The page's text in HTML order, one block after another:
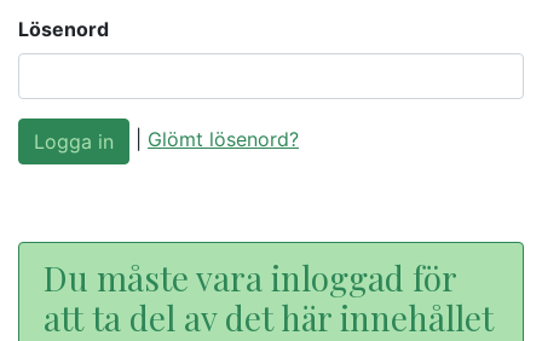
Lösenord
Glömt lösenord?
Du måste vara inloggad för
att ta del av det här innehållet